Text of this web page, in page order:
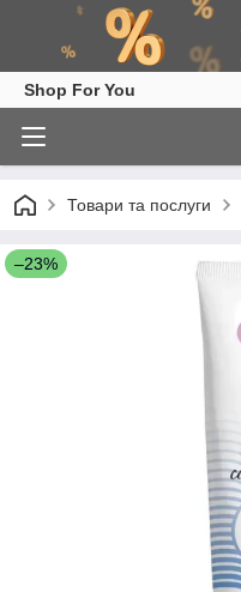
Shop For You
Товари та послуги
–23%